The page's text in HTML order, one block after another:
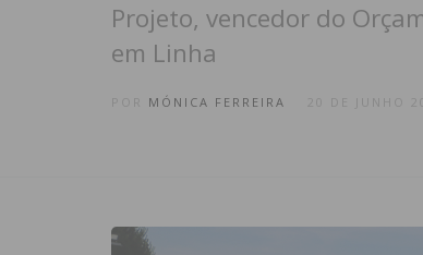
Projeto, vencedor do
em Linha
MÓNICA FERREIRA